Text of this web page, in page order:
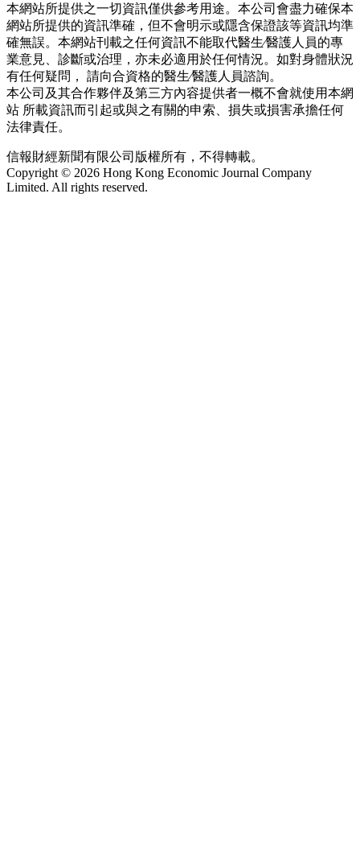
本網站所提供之一切資訊僅供參考用途。本公司會盡力確保本
網站所提供的資訊準確，但不會明示或隱含保證該等資訊均準
確無誤。本網站刊載之任何資訊不能取代醫生∕醫護人員的專
業意見、診斷或治理，亦未必適用於任何情況。如對身體狀況
有任何疑問， 請向合資格的醫生∕醫護人員諮詢。
本公司及其合作夥伴及第三方內容提供者一概不會就使用本網
站 所載資訊而引起或與之有關的申索、損失或損害承擔任何
法律責任。
信報財經新聞有限公司版權所有，不得轉載。
Copyright © 2026 Hong Kong Economic Journal Company
Limited. All rights reserved.